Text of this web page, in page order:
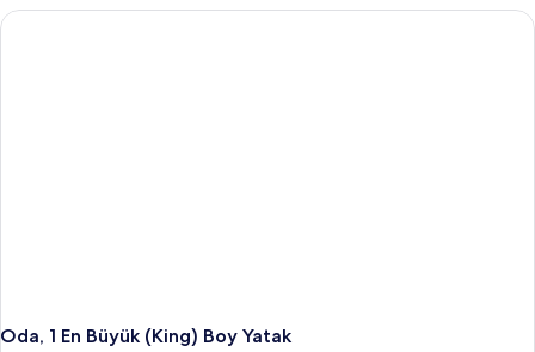
Oda, 1 En Büyük (King) Boy Yatak